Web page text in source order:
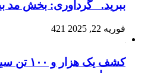
ببرید. گردآوری: بخش مد
فوریه 22, 2025 421
کشف یک